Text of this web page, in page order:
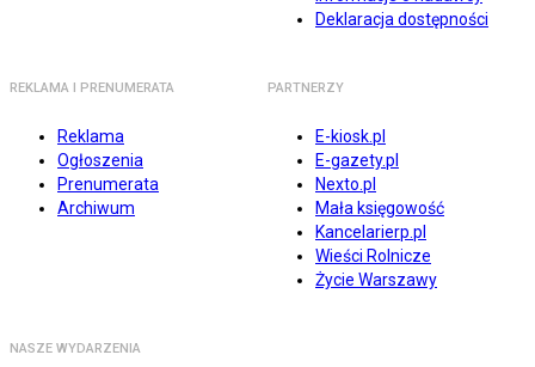
Deklaracja dostępności
REKLAMA I PRENUMERATA
Reklama
Ogłoszenia
Prenumerata
Archiwum
PARTNERZY
E-kiosk.pl
E-gazety.pl
Nexto.pl
Mała księgowość
Kancelarierp.pl
Wieści Rolnicze
Życie Warszawy
NASZE WYDARZENIA